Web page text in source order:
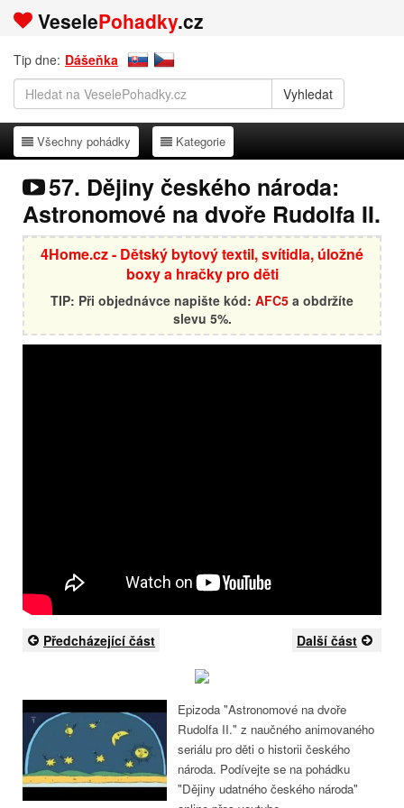
VeselePohadky.cz
Tip dne: Dášeňka
Všechny pohádky
Všechny pohádky Kategorie
Kategorie
57. Dějiny českého národa:
Astronomové na dvoře Rudolfa II.
4Home.cz - Dětský bytový textil, svítidla, úložné
boxy a hračky pro děti
TIP: Při objednávce napište kód: AFC5 a obdržíte
slevu 5%.
Předcházející část Další část
Epizoda "Astronomové na dvoře
Rudolfa II." z naučného animovaného
seriálu pro děti o historii českého
národa. Podívejte se na pohádku
"Dějiny udatného českého národa"